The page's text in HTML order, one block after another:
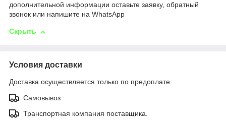
дополнительной информации оставьте заявку, обратный
звонок или напишите на WhatsApp
Скрыть
Условия доставки
Доставка осуществляется только по предоплате.
Самовывоз
Транспортная компания поставщика.